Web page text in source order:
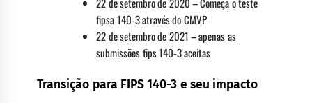
fipsa 140-3 através do CMVP
22 de setembro de 2021 – apenas as
submissões fips 140-3 aceitas
Transição para FIPS 140-3 e seu impacto